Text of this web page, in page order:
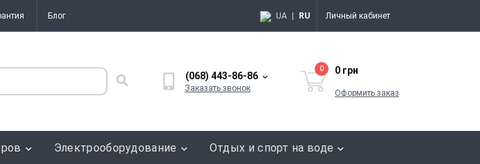
Блог UA RU Личный кабинет
(068) 443-86-86
Заказать звонок
0 0 грн
Оформить заказ
Электрооборудование Отдых и спорт на воде